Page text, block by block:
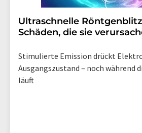
Ultraschnelle
Schäden, die sie
Stimulierte Emission drückt
Ausgangszustand – noch während
läuft